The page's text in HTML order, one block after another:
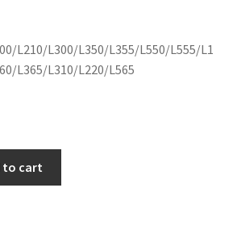
L210/L300/L350/L355/L550/L555/L1
L365/L310/L220/L565
to cart